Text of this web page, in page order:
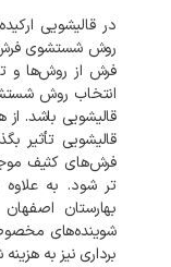
در قالیشویی
روش شستشوی
فرش از روش‌ها و
انتخاب روش
قالیشویی باشد.
قالیشویی تأثیر
فرش‌های کثیف
تر شود. به علاوه
بهارستان
شوینده‌های
برداری نیز به